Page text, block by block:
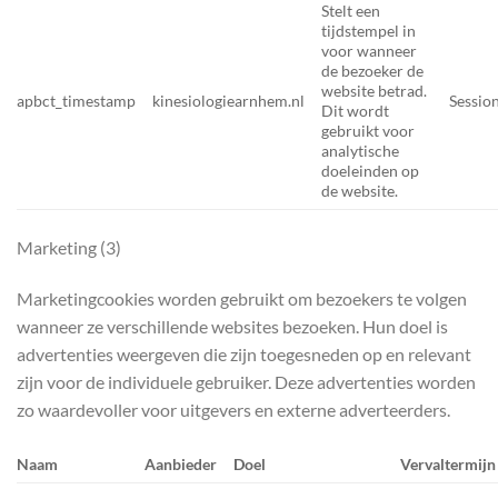
apbct_timestamp kinesiologiearnhem.nl
Stelt een
tijdstempel in
voor wanneer
de bezoeker de
website betrad.
Dit wordt
gebruikt voor
analytische
doeleinden op
de website.
Marketing (3)
Marketingcookies worden gebruikt om bezoekers te volgen
wanneer ze verschillende websites bezoeken. Hun doel is
advertenties weergeven die zijn toegesneden op en relevant
zijn voor de individuele gebruiker. Deze advertenties worden
zo waardevoller voor uitgevers en externe adverteerders.
Naam Aanbieder Doel Vervaltermijn